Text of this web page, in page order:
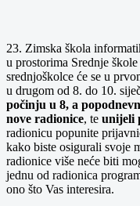
23. Zimska škola
u prostorima Srednje
srednjoškolce će se u
u drugom od 8. do 10.
počinju u 8, a
nove radionice, te unijeli
radionicu popunite
kako biste osigurali svoje
radionice više neće biti
jednu od radionica
ono što Vas interesira.